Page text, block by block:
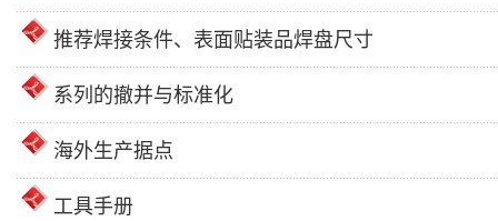
推荐焊接条件、表面贴装品焊盘尺寸
系列的撤并与标准化
海外生产据点
工具手册